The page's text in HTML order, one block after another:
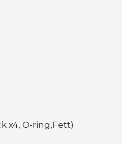
x4, O-ring,Fett)